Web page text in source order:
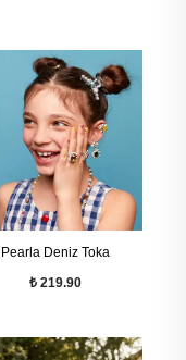
Pearla Deniz Toka
₺ 219.90